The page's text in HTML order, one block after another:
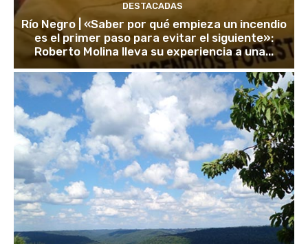
DESTACADAS
Río Negro | «Saber por qué empieza un incendio
es el primer paso para evitar el siguiente»:
Roberto Molina lleva su experiencia a una...